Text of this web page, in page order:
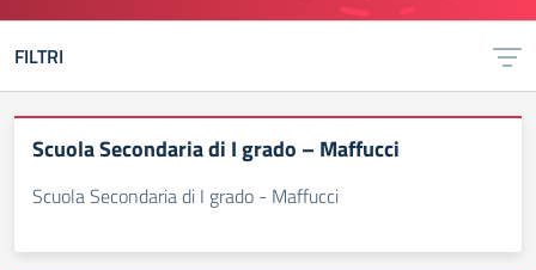
FILTRI
Scuola Secondaria di I grado – Maffucci
Scuola Secondaria di I grado - Maffucci